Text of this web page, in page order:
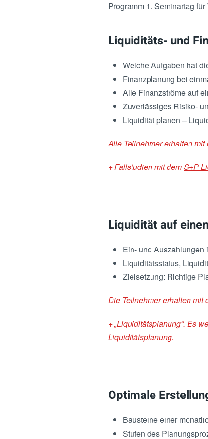
Programm 1. Seminartag
Liquiditäts- und
Welche Aufgaben hat
Finanzplanung bei
Alle Finanzströme auf
Zuverlässiges Risiko-
Liquidität planen –
Alle Teilnehmer erhalten
+ Fallstudien mit demS+P
Liquidität auf
Ein- und Auszahlungen
Liquiditätsstatus,
Zielsetzung: Richtige
Die Teilnehmer erhalten mit
+ „Liquiditätsplanung“. Es
Liquiditätsplanung.
Optimale
Bausteine einer
Stufen des